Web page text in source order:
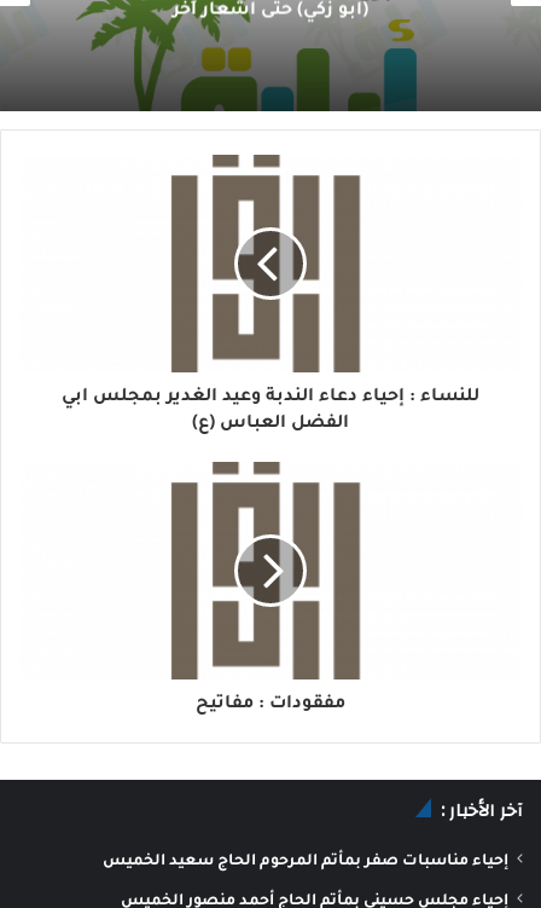
(ابو زكي) حتى اشعار اَخر
للنساء : إحياء دعاء الندبة وعيد الغدير بمجلس ابي
الفضل العباس (ع)
مفقودات : مفاتيح
آخر الأخبار :
إحياء مناسبات صفر بمأتم المرحوم الحاج سعيد الخميس
إحياء مجلس حسيني بمأتم الحاج أحمد منصور الخميس